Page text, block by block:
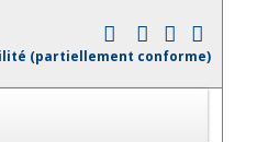
(partiellement conforme)